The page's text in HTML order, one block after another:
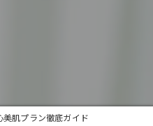
美肌プラン徹底ガイド